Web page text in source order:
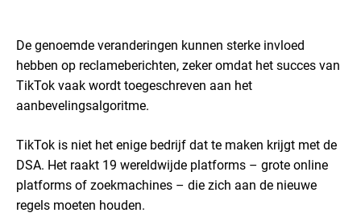
De genoemde veranderingen kunnen sterke invloed
hebben op reclameberichten, zeker omdat het succes van
TikTok vaak wordt toegeschreven aan het
aanbevelingsalgoritme.
TikTok is niet het enige bedrijf dat te maken krijgt met de
DSA. Het raakt 19 wereldwijde platforms – grote online
platforms of zoekmachines – die zich aan de nieuwe
regels moeten houden.